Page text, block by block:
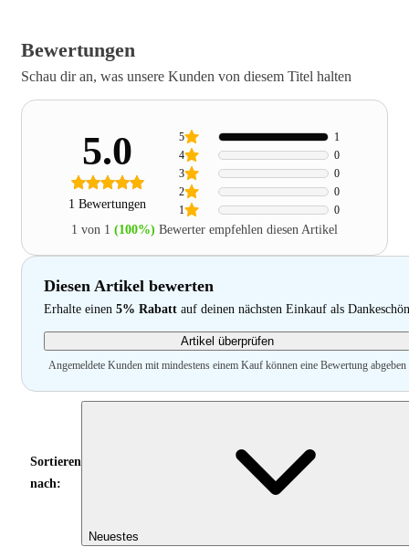
Bewertungen
Schau dir an, was unsere Kunden von diesem Titel halten
5.0
1 Bewertungen 1 0
2 0
3 0
4 0
5 1
1 von 1 (100%) Bewerter empfehlen diesen Artikel
Diesen Artikel bewerten
Erhalte einen 5% Rabatt auf deinen nächsten Einkauf als Dankeschön
Artikel überprüfen
Angemeldete Kunden mit mindestens einem Kauf können eine Bewertung abgeben
Sortieren
nach:
Neuestes